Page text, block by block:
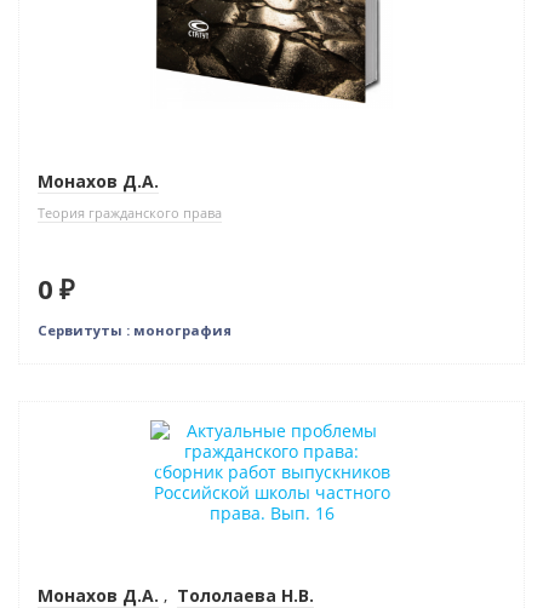
Монахов Д.А.
Теория гражданского права
0 ₽
Сервитуты : монография
Нет в наличии
Монахов Д.А. , Тололаева Н.В.